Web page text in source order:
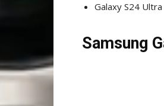
Galaxy S24
Samsung